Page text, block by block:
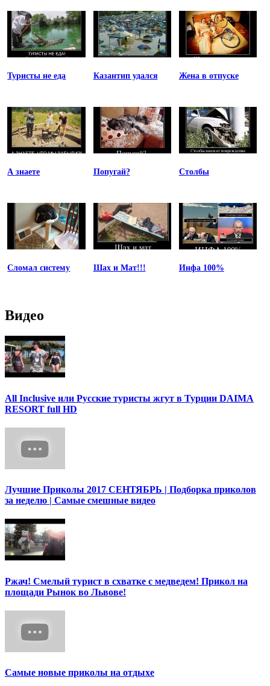
Туристы не еда Казантип удался Жена в отпуске
А знаете Попугай? Столбы
Сломал систему Шах и Мат!!! Инфа 100%
Видео
All Inclusive или Русские туристы жгут в Турции DAIMA
RESORT full HD
Лучшие Приколы 2017 СЕНТЯБРЬ | Подборка приколов
за неделю | Самые смешные видео
Ржач! Смелый турист в схватке с медведем! Прикол на
площади Рынок во Львове!
Самые новые приколы на отдыхе